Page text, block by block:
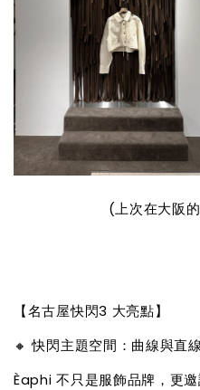
(上次在大阪
【名古屋快閃3 大亮點】
🔸 快閃主題空間：曲線與直
Èaphi 不只是服飾品牌，更